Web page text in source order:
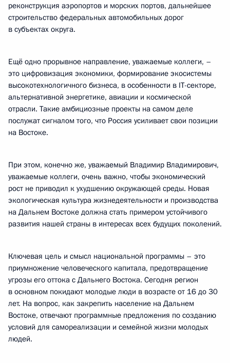
реконструкция аэропортов и морских портов, дальнейшее
строительство федеральных автомобильных дорог
в субъектах округа.
Ещё одно прорывное направление, уважаемые коллеги, –
это цифровизация экономики, формирование экосистемы
высокотехнологичного бизнеса, в особенности в IT-секторе,
альтернативной энергетике, авиации и космической
отрасли. Такие амбициозные проекты на самом деле
послужат сигналом того, что Россия усиливает свои позиции
на Востоке.
При этом, конечно же, уважаемый Владимир Владимирович,
уважаемые коллеги, очень важно, чтобы экономический
рост не приводил к ухудшению окружающей среды. Новая
экологическая культура жизнедеятельности и производства
на Дальнем Востоке должна стать примером устойчивого
развития нашей страны в интересах всех будущих поколений.
Ключевая цель и смысл национальной программы – это
приумножение человеческого капитала, предотвращение
угрозы его оттока с Дальнего Востока. Сегодня регион
в основном покидают молодые люди в возрасте от 16 до 30
лет. На вопрос, как закрепить население на Дальнем
Востоке, отвечают программные предложения по созданию
условий для самореализации и семейной жизни молодых
людей.